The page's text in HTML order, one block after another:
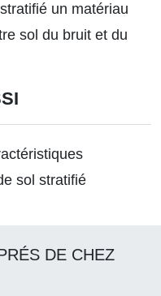
un matériau
sol du bruit et du
sol stratifié
DE CHEZ